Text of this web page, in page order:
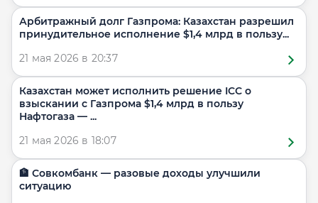
Арбитражный долг Газпрома: Казахстан разрешил
принудительное исполнение $1,4 млрд в пользу...
21 мая 2026 в 20:37
Казахстан может исполнить решение ICC о
взыскании с Газпрома $1,4 млрд в пользу
Нафтогаза — ...
21 мая 2026 в 18:07
🏦 Совкомбанк — разовые доходы улучшили
ситуацию